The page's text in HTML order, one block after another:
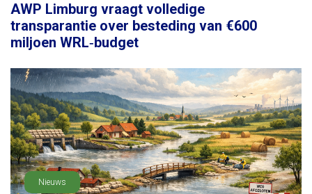
AWP Limburg vraagt volledige
transparantie over besteding van €600
miljoen WRL‑budget
Nieuws